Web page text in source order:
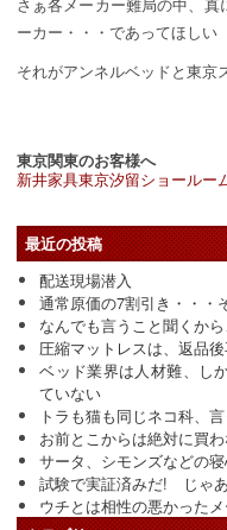
さぁ各メーカー難局の中、
ーカー・・・であってほしい
それがアンネルベッドと東京
東京関東のお客様へ
新井家具東京汐留ショールー
最近の投稿
配送現場潜入
通常原価の7割引き・・・
なんでも言うこと聞くか
圧縮マットレスは、返品
ベッド業界は人材難、し
ていない
トラも猫も同じネコ科、
お前とこからは絶対に買
サータ、シモンズなどの
試験で実証済みだ! じゃ
ウチとは相性の悪かった